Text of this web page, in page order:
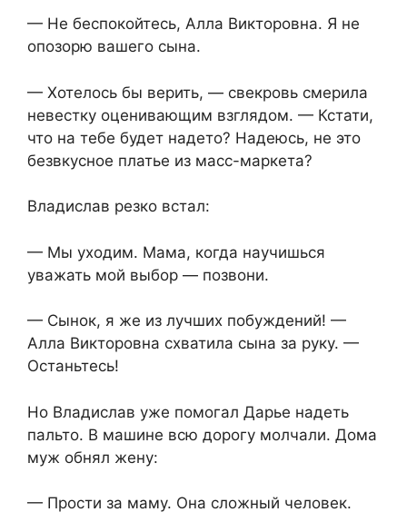
— Не беспокойтесь, Алла Викторовна. Я не
опозорю вашего сына.
— Хотелось бы верить, — свекровь смерила
невестку оценивающим взглядом. — Кстати,
что на тебе будет надето? Надеюсь, не это
безвкусное платье из масс-маркета?
Владислав резко встал:
— Мы уходим. Мама, когда научишься
уважать мой выбор — позвони.
— Сынок, я же из лучших побуждений! —
Алла Викторовна схватила сына за руку. —
Останьтесь!
Но Владислав уже помогал Дарье надеть
пальто. В машине всю дорогу молчали. Дома
муж обнял жену:
— Прости за маму. Она сложный человек.